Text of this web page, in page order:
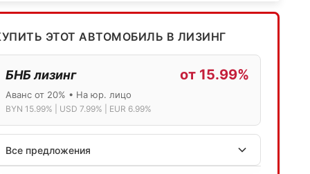
ЭТОТ АВТОМОБИЛЬ В ЛИЗИНГ
БНБ лизинг от 15.99%
Аванс от 20% • На юр. лицо
BYN 15.99% | USD 7.99% | EUR 6.99%
Все предложения